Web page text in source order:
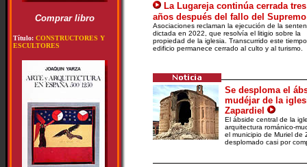
Comprar libro
Título: CONSTRUCTORES Y
ESCULTORES
La Lugareja continúa cerrada tres
años después del fallo del Supremo
Asociaciones reclaman la ejecución de la
dictada en 2022, que resolvía el litigio sobre la
propiedad de la iglesia. Transcurrido este
edificio permanece cerrado al culto y al turismo.
Se desploma el
mudéjar de la
Zapardiel
El ábside central de la
arquitectura románico-
el municipio de Muriel de
desplomado casi por